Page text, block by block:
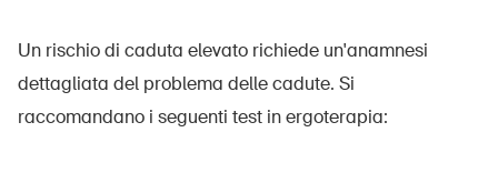
Un rischio di caduta elevato richiede un'anamnesi
dettagliata del problema delle cadute. Si
raccomandano i seguenti test in ergoterapia: